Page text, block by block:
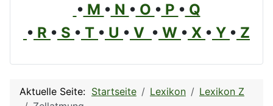
• M • N • O • P • Q
• R • S • T • U • V • W • X • Y • Z
Aktuelle Seite: Startseite Lexikon
Lexikon Z